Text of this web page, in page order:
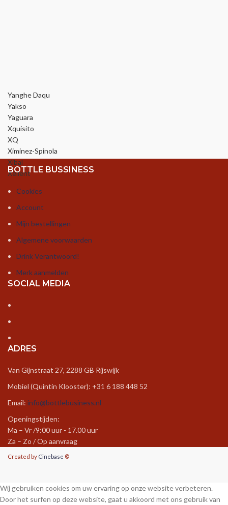
Yanghe Daqu
Yakso
Yaguara
Xquisito
XQ
Ximinez-Spinola
Xibal
Xellent
BOTTLE BUSSINESS
Cookies
Account
Mijn bestellingen
Algemene voorwaarden
Drink Verantwoord!
Merk aanmelden
SOCIAL MEDIA
ADRES
Van Gijnstraat 27, 2288 GB Rijswijk
Mobiel (Quintin Klooster): +31 6 188 448 52
Email: info@bottlebusiness.nl
Openingstijden:
Ma – Vr /9:00 uur - 17.00 uur
Za – Zo / Op aanvraag
Created by Cinebase ©
Wij gebruiken cookies om uw ervaring op onze website verbeteren.
Door het surfen op deze website, gaat u akkoord met ons gebruik van